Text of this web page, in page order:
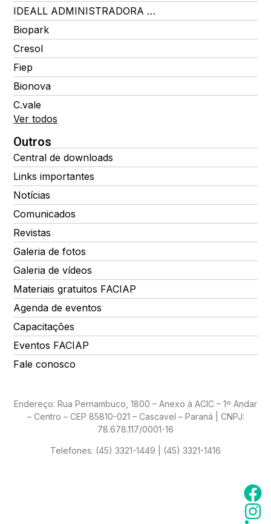
IDEALL ADMINISTRADORA DE BENEFÍCIOS
Biopark
Cresol
Fiep
Bionova
C.vale
Ver todos
Outros
Central de downloads
Links importantes
Notícias
Comunicados
Revistas
Galeria de fotos
Galeria de vídeos
Materiais gratuitos FACIAP
Agenda de eventos
Capacitações
Eventos FACIAP
Fale conosco
Endereço: Rua Pernambuco, 1800 – Anexo à ACIC – 1º Andar
– Centro – CEP 85810-021 – Cascavel – Paraná | CNPJ:
78.678.117/0001-16
Telefones: (45) 3321-1449 | (45) 3321-1416